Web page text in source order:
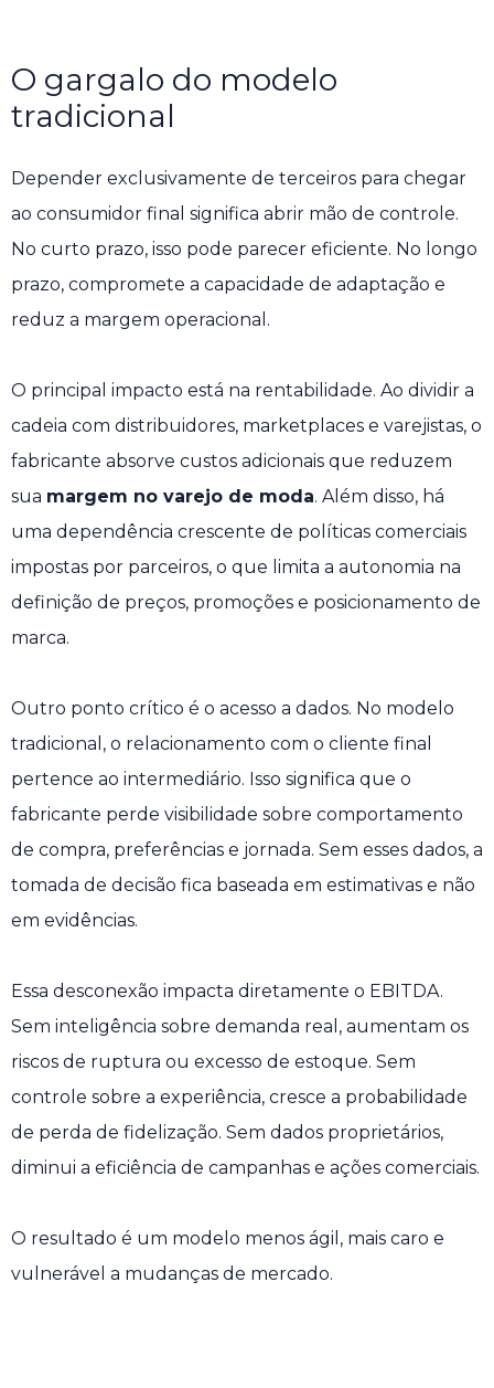
O gargalo do modelo
tradicional
Depender exclusivamente de terceiros para chegar
ao consumidor final significa abrir mão de controle.
No curto prazo, isso pode parecer eficiente. No longo
prazo, compromete a capacidade de adaptação e
reduz a margem operacional.
O principal impacto está na rentabilidade. Ao dividir a
cadeia com distribuidores, marketplaces e varejistas, o
fabricante absorve custos adicionais que reduzem
sua margem no varejo de moda. Além disso, há
uma dependência crescente de políticas comerciais
impostas por parceiros, o que limita a autonomia na
definição de preços, promoções e posicionamento de
marca.
Outro ponto crítico é o acesso a dados. No modelo
tradicional, o relacionamento com o cliente final
pertence ao intermediário. Isso significa que o
fabricante perde visibilidade sobre comportamento
de compra, preferências e jornada. Sem esses dados, a
tomada de decisão fica baseada em estimativas e não
em evidências.
Essa desconexão impacta diretamente o EBITDA.
Sem inteligência sobre demanda real, aumentam os
riscos de ruptura ou excesso de estoque. Sem
controle sobre a experiência, cresce a probabilidade
de perda de fidelização. Sem dados proprietários,
diminui a eficiência de campanhas e ações comerciais.
O resultado é um modelo menos ágil, mais caro e
vulnerável a mudanças de mercado.